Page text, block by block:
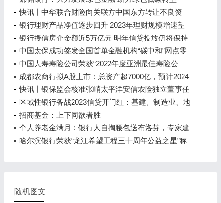
快讯丨中华联合财险向关联方中国东方转让不良资
产，底价11.03亿元
银行理财产品净值逐步回升 2023年理财规模增速望
超15%
银行授信房企金额近5万亿元 明年信贷投放仍将保持
增长
中国太保成功签发全国首单金融机构“碳中和”网点零
碳保险
中国人寿寿险公司荣获“2022年度亚洲最佳寿险公
司”等两项大奖
成都农商行拟A股上市：总资产超7000亿，预计2024
年5月完成辅导工作
快讯丨银保监会核准张峭太平洋安信农险独立董事任
职资格
区域性银行备战2023信贷开门红：基建、制造业、地
产仍然是重点，零售信贷低迷有望逐步修复
招商基金：上下同欲者胜
个人养老金满月：银行人自掏腰包送布洛芬，专家建
议用户别光顾着“薅羊毛”
哈尔滨银行荣获“龙江希望工程三十周年公益之星”称
随机图文